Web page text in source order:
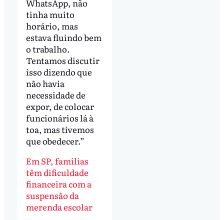
WhatsApp, não
tinha muito
horário, mas
estava fluindo bem
o trabalho.
Tentamos discutir
isso dizendo que
não havia
necessidade de
expor, de colocar
funcionários lá à
toa, mas tivemos
que obedecer.”
Em SP, famílias
têm dificuldade
financeira com a
suspensão da
merenda escolar